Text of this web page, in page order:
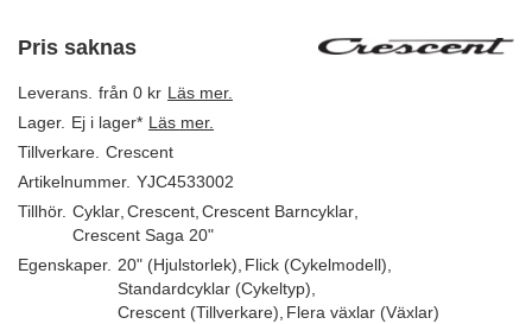
Pris saknas
Leverans. från 0 kr Läs mer.
Lager. Ej i lager* Läs mer.
Tillverkare. Crescent
Artikelnummer. YJC4533002
Tillhör. Cyklar Crescent Crescent Barncyklar
Crescent Saga 20"
Egenskaper. 20" (Hjulstorlek) Flick (Cykelmodell)
Standardcyklar (Cykeltyp)
Crescent (Tillverkare) Flera växlar (Växlar)